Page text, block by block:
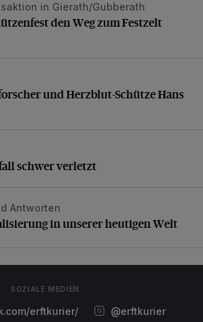
den Weg zum Festzelt
in Gierath/Gubberath
den Weg zum Festzelt
und Herzblut-Schütze Hans
und Herzblut-Schütze Hans
schwer verletzt
schwer verletzt
in unserer heutigen Welt
Antworten
in unserer heutigen Welt
SOZIALE MEDIEN
erftkurier/ @erftkurier